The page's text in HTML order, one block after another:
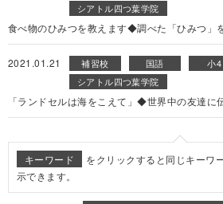
シアトル四つ葉学院
食べ物のひみつを教えます◆調べた「ひみつ」
2021.01.21 補習校 国語 小4
シアトル四つ葉学院
「ランドセルは海をこえて」◆世界中の友達に
キーワード
をクリックすると同じキーワ
示できます。